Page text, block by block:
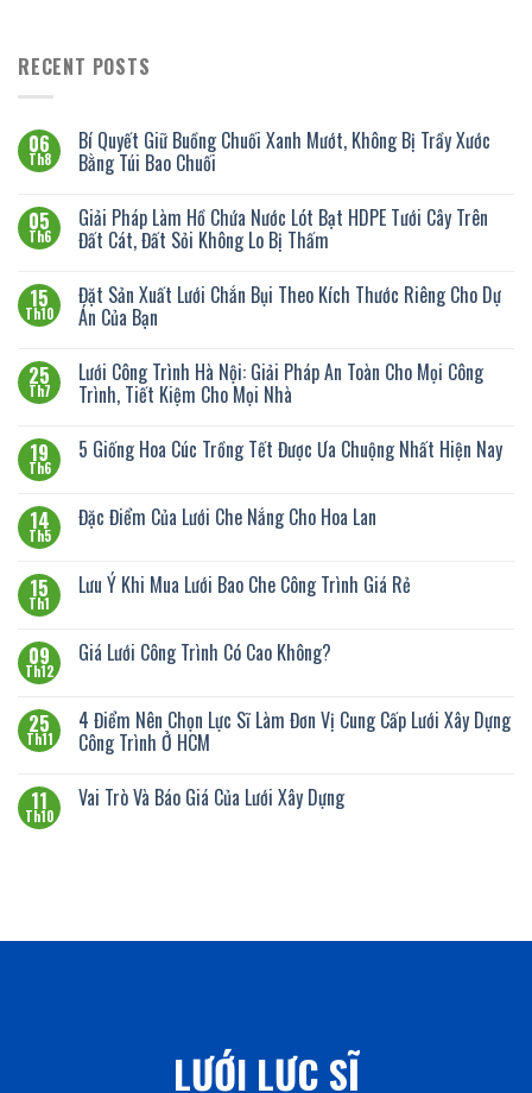
RECENT POSTS
06
Th8
Bí Quyết Giữ Buồng Chuối Xanh Mướt, Không Bị Trầy Xước
Bằng Túi Bao Chuối
05
Th6
Giải Pháp Làm Hồ Chứa Nước Lót Bạt HDPE Tưới Cây Trên
Đất Cát, Đất Sỏi Không Lo Bị Thấm
15
Th10
Đặt Sản Xuất Lưới Chắn Bụi Theo Kích Thước Riêng Cho Dự
Án Của Bạn
25
Th7
Lưới Công Trình Hà Nội: Giải Pháp An Toàn Cho Mọi Công
Trình, Tiết Kiệm Cho Mọi Nhà
19
Th6
5 Giống Hoa Cúc Trồng Tết Được Ưa Chuộng Nhất Hiện Nay
14
Th5
Đặc Điểm Của Lưới Che Nắng Cho Hoa Lan
15
Th1
Lưu Ý Khi Mua Lưới Bao Che Công Trình Giá Rẻ
09
Th12
Giá Lưới Công Trình Có Cao Không?
25
Th11
4 Điểm Nên Chọn Lực Sĩ Làm Đơn Vị Cung Cấp Lưới Xây Dựng
Công Trình Ở HCM
11
Th10
Vai Trò Và Báo Giá Của Lưới Xây Dựng
LƯỚI LỰC SĨ